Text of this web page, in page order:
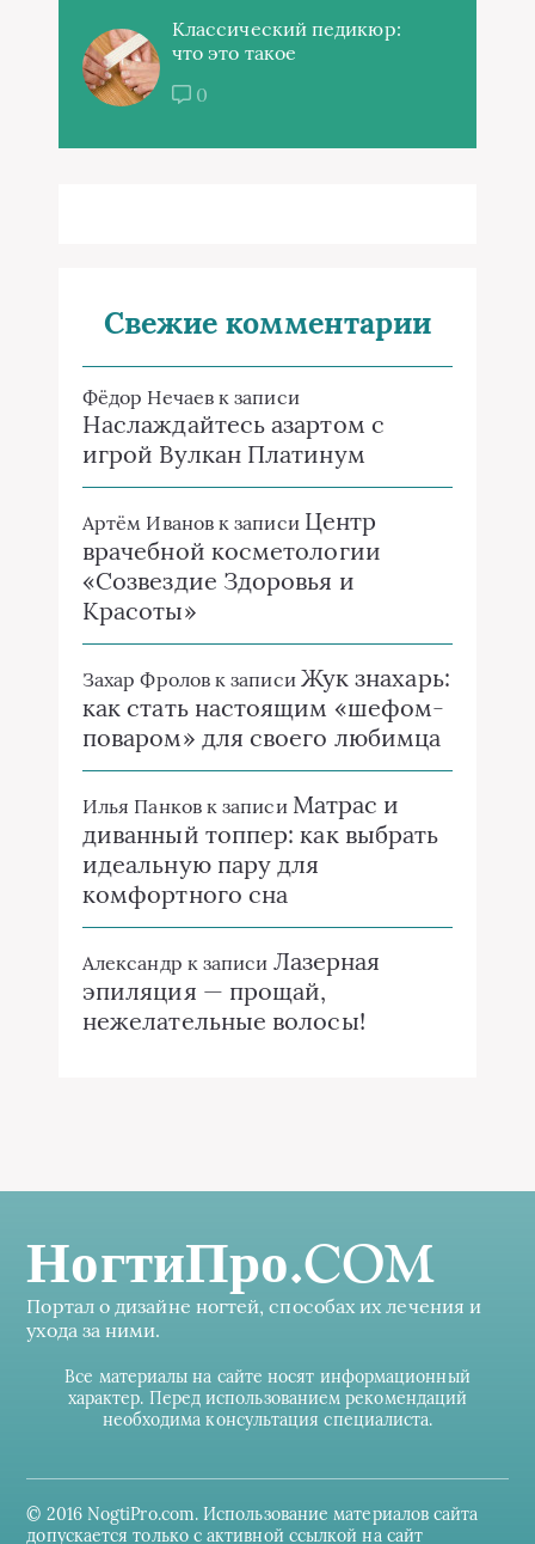
Классический педикюр:
что это такое
0
Свежие комментарии
Фёдор Нечаевк записи
Наслаждайтесь азартом с
игрой Вулкан Платинум
Артём Ивановк записи Центр
врачебной косметологии
«Созвездие Здоровья и
Красоты»
Захар Фроловк записи Жук знахарь:
как стать настоящим «шефом-
поваром» для своего любимца
Илья Панковк записи Матрас и
диванный топпер: как выбрать
идеальную пару для
комфортного сна
Александр к записи Лазерная
эпиляция — прощай,
нежелательные волосы!
НогтиПро.COM
Портал о дизайне ногтей, способах их лечения и
ухода за ними.
Все материалы на сайте носят информационный
характер. Перед использованием рекомендаций
необходима консультация специалиста.
© 2016 NogtiPro.com. Использование материалов сайта
допускается только с активной ссылкой на сайт